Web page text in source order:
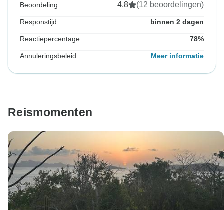
Beoordeling 4,8 (12 beoordelingen)
Responstijd binnen 2 dagen
Reactiepercentage 78%
Annuleringsbeleid Meer informatie
Reismomenten